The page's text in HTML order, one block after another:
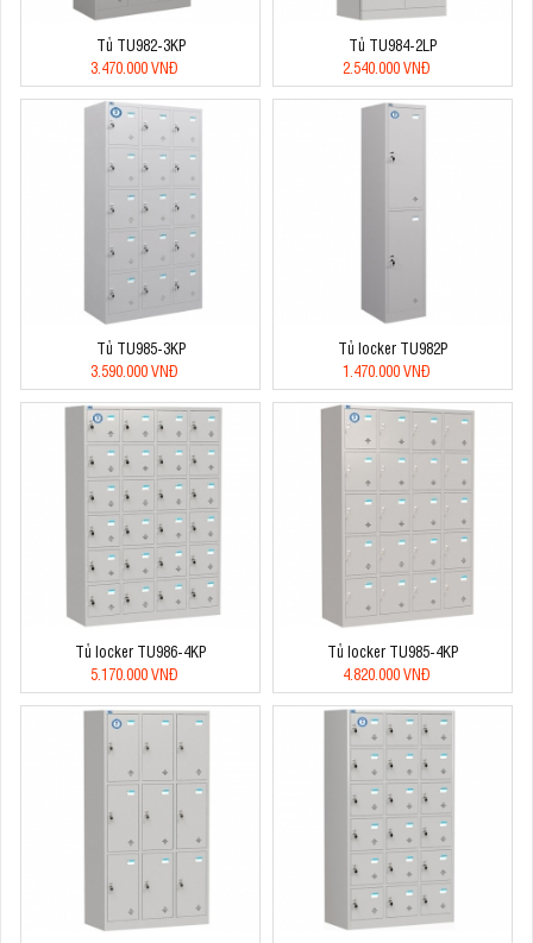
Tủ TU982-3KP
3.470.000 VNĐ
Tủ TU984-2LP
2.540.000 VNĐ
Tủ TU985-3KP
3.590.000 VNĐ
Tủ locker TU982P
1.470.000 VNĐ
Tủ locker TU986-4KP
5.170.000 VNĐ
Tủ locker TU985-4KP
4.820.000 VNĐ